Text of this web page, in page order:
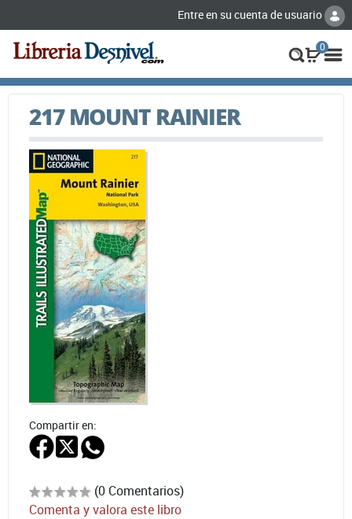
Entre en su cuenta de usuario
0
217 MOUNT RAINIER
Compartir en:
(0 Comentarios)
Comenta y valora este libro